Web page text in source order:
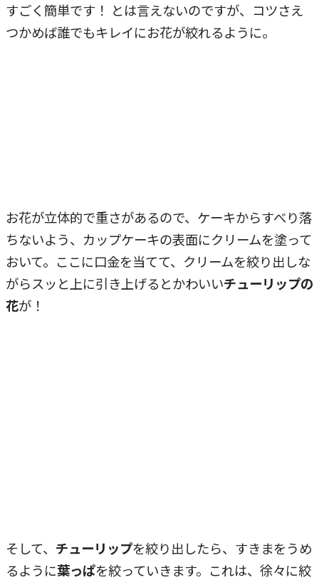
すごく簡単です！ とは言えないのですが、コツさえ
つかめば誰でもキレイにお花が絞れるように。
お花が立体的で重さがあるので、ケーキからすべり落
ちないよう、カップケーキの表面にクリームを塗って
おいて。ここに口金を当てて、クリームを絞り出しな
がらスッと上に引き上げるとかわいいチューリップの
花が！
そして、 チューリップを絞り出したら、すきまをうめ
るように葉っぱを絞っていきます。これは、徐々に絞